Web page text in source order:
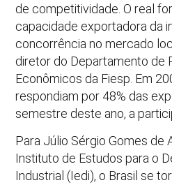
de competitividade. O real
capacidade exportadora da
concorrência no mercado
diretor do Departamento de
Econômicos da Fiesp. Em
respondiam por 48% das
semestre deste ano, a
Para Júlio Sérgio Gomes de
Instituto de Estudos para o
Industrial (Iedi), o Brasil se